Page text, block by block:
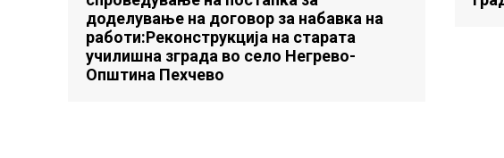
доделување на договор за набавка на
работи:Реконструкција на старата
училишна зграда во село Негрево-
Општина Пехчево